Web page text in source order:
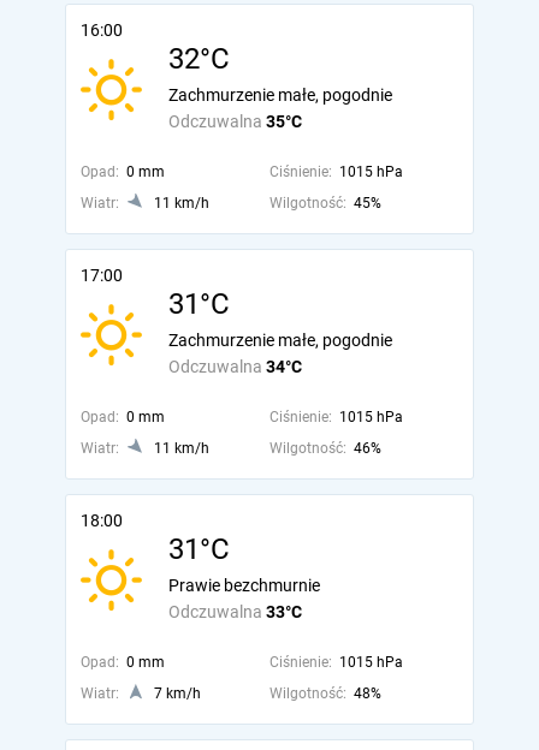
16:00
32°C
Odczuwalna 35°C
Zachmurzenie małe, pogodnie
Opad: 0 mm Ciśnienie: 1015 hPa
Wiatr:
11 km/h Wilgotność: 45%
17:00
31°C
Odczuwalna 34°C
Zachmurzenie małe, pogodnie
Opad: 0 mm Ciśnienie: 1015 hPa
Wiatr:
11 km/h Wilgotność: 46%
18:00
31°C
Odczuwalna 33°C
Prawie bezchmurnie
Opad: 0 mm Ciśnienie: 1015 hPa
Wiatr:
7 km/h Wilgotność: 48%